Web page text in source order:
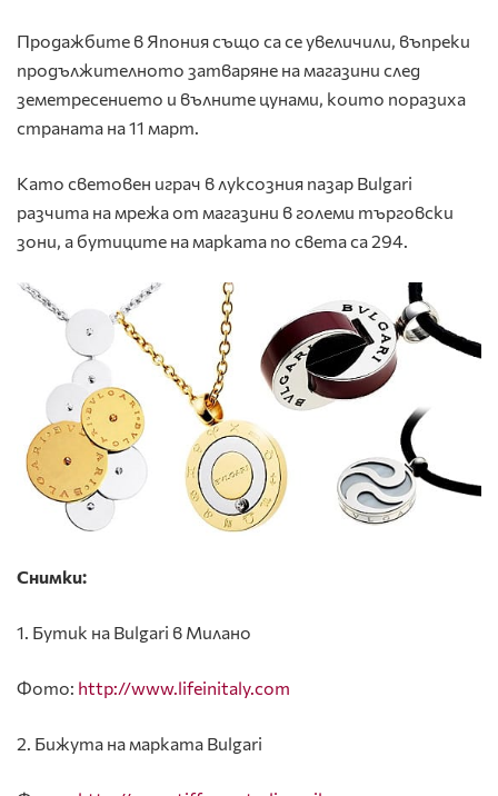
Продажбите в Япония също са се увеличили, въпреки
продължителното затваряне на магазини след
земетресението и вълните цунами, които поразиха
страната на 11 март.
Като световен играч в луксозния пазар Bulgari
разчита на мрежа от магазини в големи търговски
зони, а бутиците на марката по света са 294.
Снимки:
1. Бутик на Bulgari в Милано
Фото: http://www.lifeinitaly.com
2. Бижута на марката Bulgari